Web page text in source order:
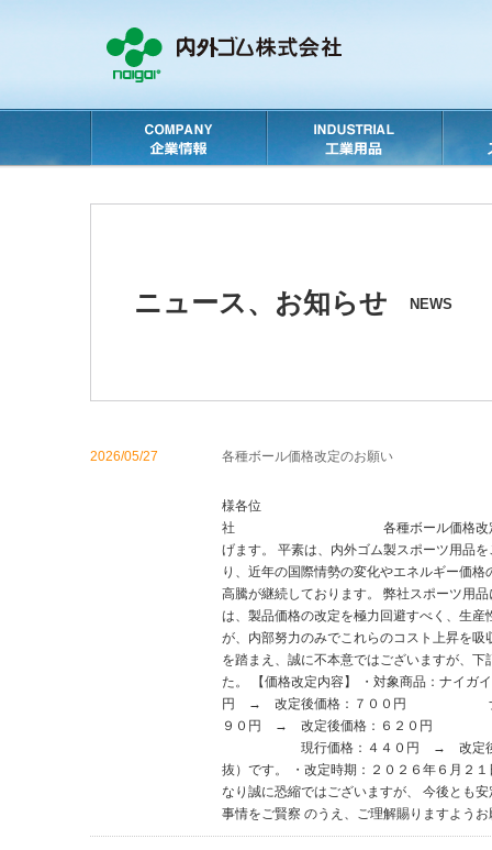
ニュース、お知らせ NEWS
2026/05/27
各種ボール価格改定のお願い
様各位
社 各種ボール価格改定のお願い
げます。 平素は、内外ゴム製スポーツ用品
り、近年の国際情勢の変化やエネルギー価
高騰が継続しております。 弊社スポーツ用
は、製品価格の改定を極力回避すべく、生
が、内部努力のみでこれらのコスト上昇を
を踏まえ、誠に不本意ではございますが、
た。 【価格改定内容】 ・対象商品：
円 → 改定後価格：７００円 ナ
９０円 → 改定後価格：６２０円 ナ
現行価格：４４０円 → 改定後
抜）です。 ・改定時期：２０２６年６月２
なり誠に恐縮ではございますが、 今後とも
事情をご賢察 のうえ、ご理解賜りま